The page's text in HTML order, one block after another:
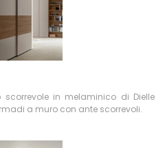
in melaminico di Dielle
a muro con ante scorrevoli.